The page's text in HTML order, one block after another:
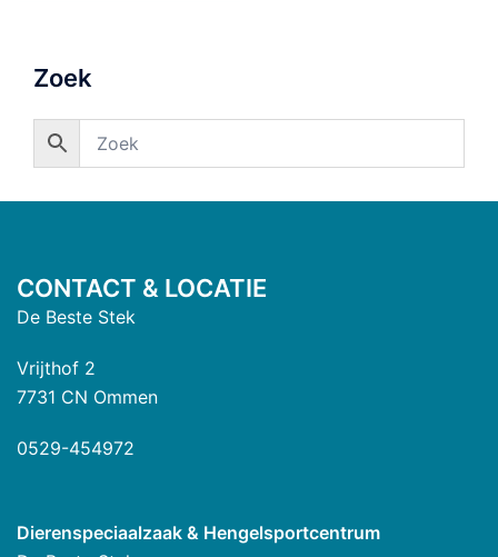
Zoek
CONTACT & LOCATIE
De Beste Stek
Vrijthof 2
7731 CN Ommen
0529-454972
Dierenspeciaalzaak & Hengelsportcentrum